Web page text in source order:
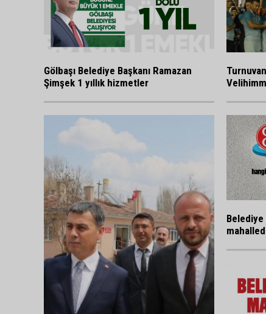
Gölbaşı Belediye Başkanı Ramazan
Şimşek 1 yıllık hizmetler